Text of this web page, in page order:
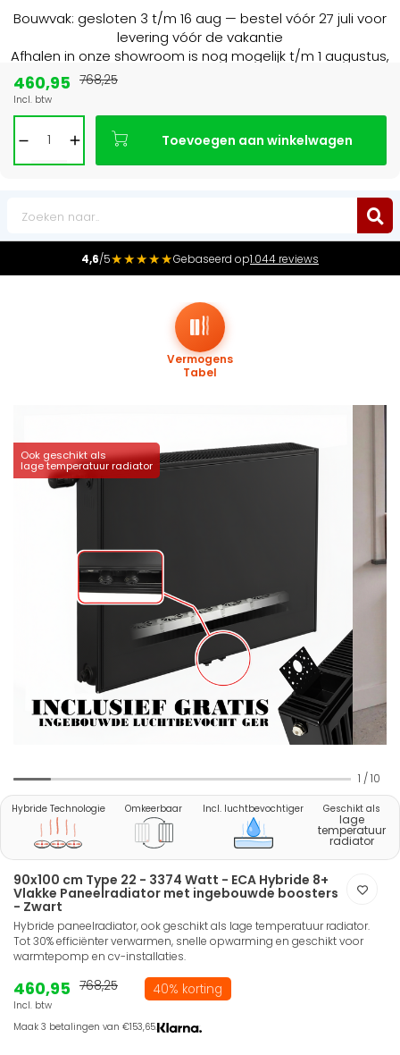
Bouwvak: gesloten 3 t/m 16 aug — bestel vóór 27 juli voor
levering vóór de vakantie
Afhalen in onze showroom is nog mogelijk t/m 1 augustus,
4,6/5★★★★★Gebaseerd op1.044 reviews
Ook geschikt als
lage temperatuur radiator
Vermogens
Tabel
1 / 10
Hybride Technologie Omkeerbaar Incl. luchtbevochtiger Geschikt als
lage
temperatuur
radiator
90x100 cm Type 22 - 3374 Watt - ECA Hybride 8+
Vlakke Paneelradiator met ingebouwde boosters
- Zwart
Hybride paneelradiator, ook geschikt als lage temperatuur radiator.
Tot 30% efficiënter verwarmen, snelle opwarming en geschikt voor
warmtepomp en cv-installaties.
460,95
Incl. btw
768,25 40% korting
Maak 3 betalingen van €153,65.
460,95
Incl. btw
768,25
Toevoegen aan winkelwagen